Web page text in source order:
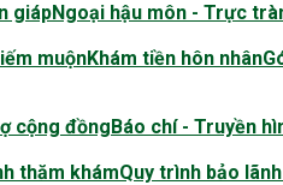
giápNgoại hậu môn - Trực
muộnKhám tiền hôn nhân
cộng đồngBáo chí - Truyền
thăm khámQuy trình bảo